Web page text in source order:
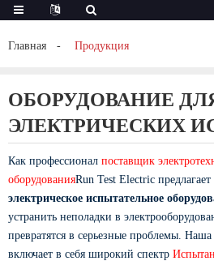
Главная Продукция
ОБОРУДОВАНИЕ
ЭЛЕКТРИЧЕСКИХ
Как профессионал поставщик
оборудованияRun Test Electric
электрическое испытательное
устранить неполадки в
превратятся в серьезные проблемы.
включает в себя широкий спектр